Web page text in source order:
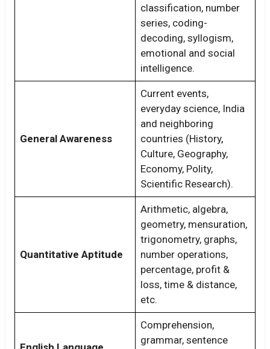
classification, number
series, coding-
decoding, syllogism,
emotional and social
intelligence.
General Awareness
Current events,
everyday science, India
and neighboring
countries (History,
Culture, Geography,
Economy, Polity,
Scientific Research).
Quantitative Aptitude
Arithmetic, algebra,
geometry, mensuration,
trigonometry, graphs,
number operations,
percentage, profit &
loss, time & distance,
etc.
Comprehension,
grammar, sentence